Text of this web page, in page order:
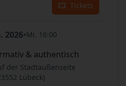
Tickets
2026•Mi. 16:00
& authentisch
der Stadtaußenseite
Lübeck)